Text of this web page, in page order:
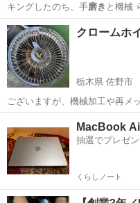
キングしたのち、手磨き と機械
加料金… くてもじゅうぶんに磨
神奈川 横浜市
クロームホ
栃木県 佐野市
ございますが、機械加工や再メ
積もりが必要な…
MacBook
抽選でプレゼ
くらしノート